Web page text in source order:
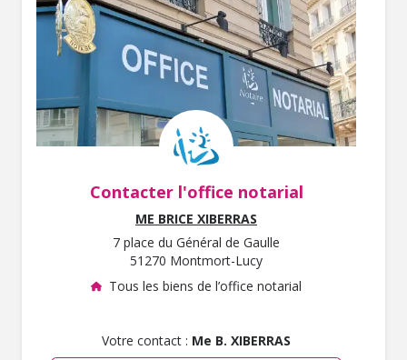
Contacter l'office notarial
ME BRICE XIBERRAS
7 place du Général de Gaulle
51270 Montmort-Lucy
Tous les biens de l’office notarial
Votre contact : Me B. XIBERRAS